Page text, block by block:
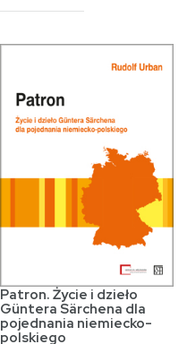
Patron. Życie i dzieło
Güntera Särchena dla
pojednania niemiecko-
polskiego